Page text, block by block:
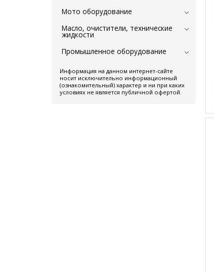
Мото оборудование
Масло, очистители, технические
жидкости
Промышленное оборудование
Информация на данном интернет-сайте
носит исключительно информационный
(ознакомительный) характер и ни при каких
условиях не является публичной офертой.